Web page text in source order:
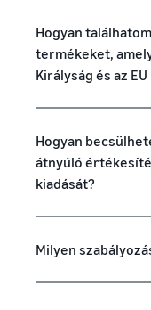
Hogyan
termékeket,
Királyság és az
Hogyan
átnyúló
kiadását?
Milyen